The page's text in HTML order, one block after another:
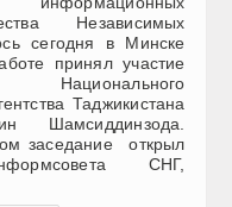
Независимых
сегодня в Минске
принял участие
Таджикистана
Шамсиддинзода.
заседание открыл
СНГ,